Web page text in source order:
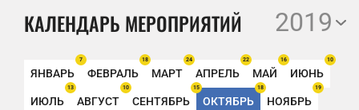
КАЛЕНДАРЬ МЕРОПРИЯТИЙ 2019
ЯНВАРЬ
7
ФЕВРАЛЬ
18
МАРТ
24
АПРЕЛЬ
22
МАЙ
16
ИЮНЬ
10
ИЮЛЬ
13
АВГУСТ
10
СЕНТЯБРЬ
15
ОКТЯБРЬ
18
НОЯБРЬ
19